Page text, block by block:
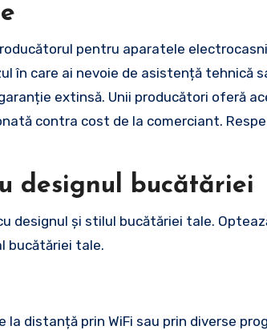
pentru aparatele
în care ai nevoie de asistență tehnică
extinsă. Unii producători oferă
contra cost de la comerciant.
designul bucătăriei
designul și stilul bucătăriei tale.
bucătăriei tale.
distanță prin WiFi sau prin diverse